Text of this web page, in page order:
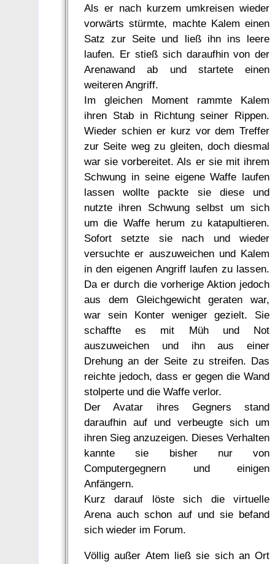
Als er nach kurzem umkreisen wieder
vorwärts stürmte, machte Kalem einen
Satz zur Seite und ließ ihn ins leere
laufen. Er stieß sich daraufhin von der
Arenawand ab und startete einen
weiteren Angriff.
Im gleichen Moment rammte Kalem
ihren Stab in Richtung seiner Rippen.
Wieder schien er kurz vor dem Treffer
zur Seite weg zu gleiten, doch diesmal
war sie vorbereitet. Als er sie mit ihrem
Schwung in seine eigene Waffe laufen
lassen wollte packte sie diese und
nutzte ihren Schwung selbst um sich
um die Waffe herum zu katapultieren.
Sofort setzte sie nach und wieder
versuchte er auszuweichen und Kalem
in den eigenen Angriff laufen zu lassen.
Da er durch die vorherige Aktion jedoch
aus dem Gleichgewicht geraten war,
war sein Konter weniger gezielt. Sie
schaffte es mit Müh und Not
auszuweichen und ihn aus einer
Drehung an der Seite zu streifen. Das
reichte jedoch, dass er gegen die Wand
stolperte und die Waffe verlor.
Der Avatar ihres Gegners stand
daraufhin auf und verbeugte sich um
ihren Sieg anzuzeigen. Dieses Verhalten
kannte sie bisher nur von
Computergegnern und einigen
Anfängern.
Kurz darauf löste sich die virtuelle
Arena auch schon auf und sie befand
sich wieder im Forum.
Völlig außer Atem ließ sie sich an Ort